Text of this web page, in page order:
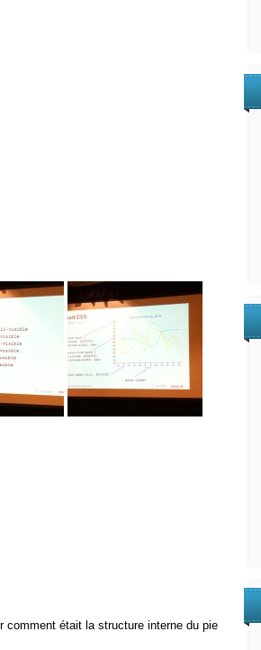
comment était la structure interne du pie